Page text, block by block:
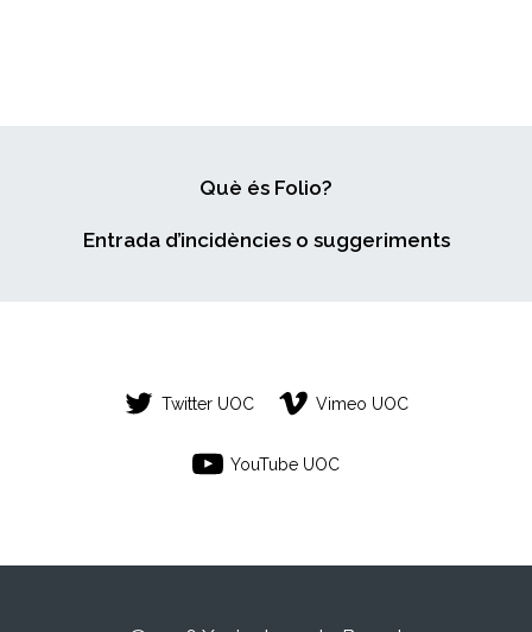
Què és Folio?
Entrada d’incidències o suggeriments
Twitter UOC Vimeo UOC
YouTube UOC